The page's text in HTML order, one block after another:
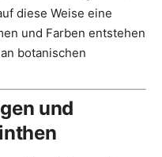
diese Weise eine
und Farben entstehen
botanischen
und